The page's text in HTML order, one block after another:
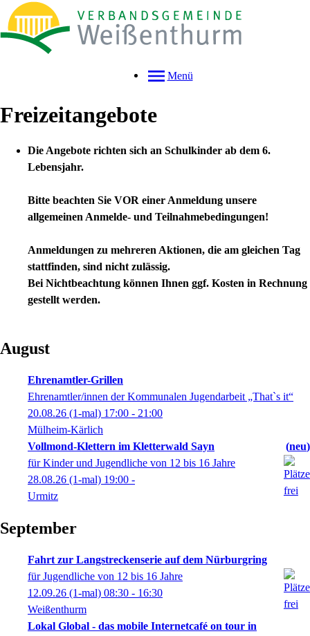
Menü
Freizeitangebote
Die Angebote richten sich an Schulkinder ab dem 6.
Lebensjahr.
Bitte beachten Sie VOR einer Anmeldung unsere
allgemeinen Anmelde- und Teilnahmebedingungen!
Anmeldungen zu mehreren Aktionen, die am gleichen Tag
stattfinden, sind nicht zulässig.
Bei Nichtbeachtung können Ihnen ggf. Kosten in Rechnung
gestellt werden.
August
Ehrenamtler-Grillen
Ehrenamtler/innen der Kommunalen Jugendarbeit „That`s it“
20.08.26 (1-mal) 17:00 - 21:00
Mülheim-Kärlich
Vollmond-Klettern im Kletterwald Sayn
neu
für Kinder und Jugendliche von 12 bis 16 Jahre
28.08.26 (1-mal) 19:00 -
Urmitz
September
Fahrt zur Langstreckenserie auf dem Nürburgring
für Jugendliche von 12 bis 16 Jahre
12.09.26 (1-mal) 08:30 - 16:30
Weißenthurm
Lokal Global - das mobile Internetcafé on tour in